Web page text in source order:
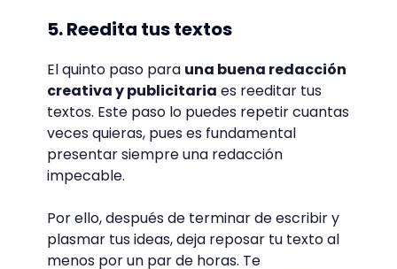
5. Reedita tus textos
El quinto paso para una buena redacción
creativa y publicitaria es reeditar tus
textos. Este paso lo puedes repetir cuantas
veces quieras, pues es fundamental
presentar siempre una redacción
impecable.
Por ello, después de terminar de escribir y
plasmar tus ideas, deja reposar tu texto al
menos por un par de horas. Te